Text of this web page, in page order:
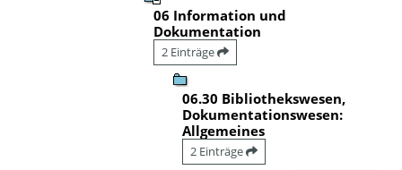
06 Information und
Dokumentation
2 Einträge
06.30 Bibliothekswesen,
Dokumentationswesen:
Allgemeines
2 Einträge